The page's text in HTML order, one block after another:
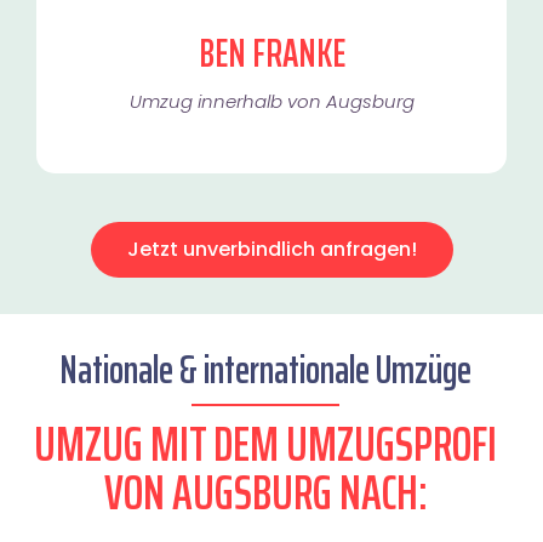
BEN FRANKE
Umzug innerhalb von Augsburg​
Jetzt unverbindlich anfragen!
Nationale & internationale Umzüge
UMZUG MIT DEM UMZUGSPROFI
VON AUGSBURG NACH: